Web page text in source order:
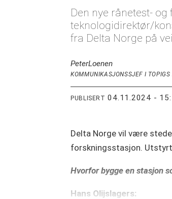
Den nye rånetest-
teknologidirektør/
fra Delta Norge på
PeterLoenen
KOMMUNIKASJONSSJEF I TOPIGS
PUBLISERT 04.11.2024 -
Delta Norge vil være
forskningsstasjon.
Hvorfor bygge en stasjon
Hans Olijslagers: